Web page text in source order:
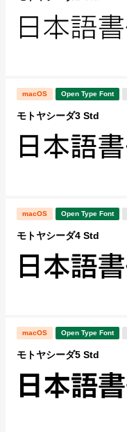
macOS Open Type Font
モトヤシーダ3 Std
macOS Open Type Font
モトヤシーダ4 Std
macOS Open Type Font
モトヤシーダ5 Std